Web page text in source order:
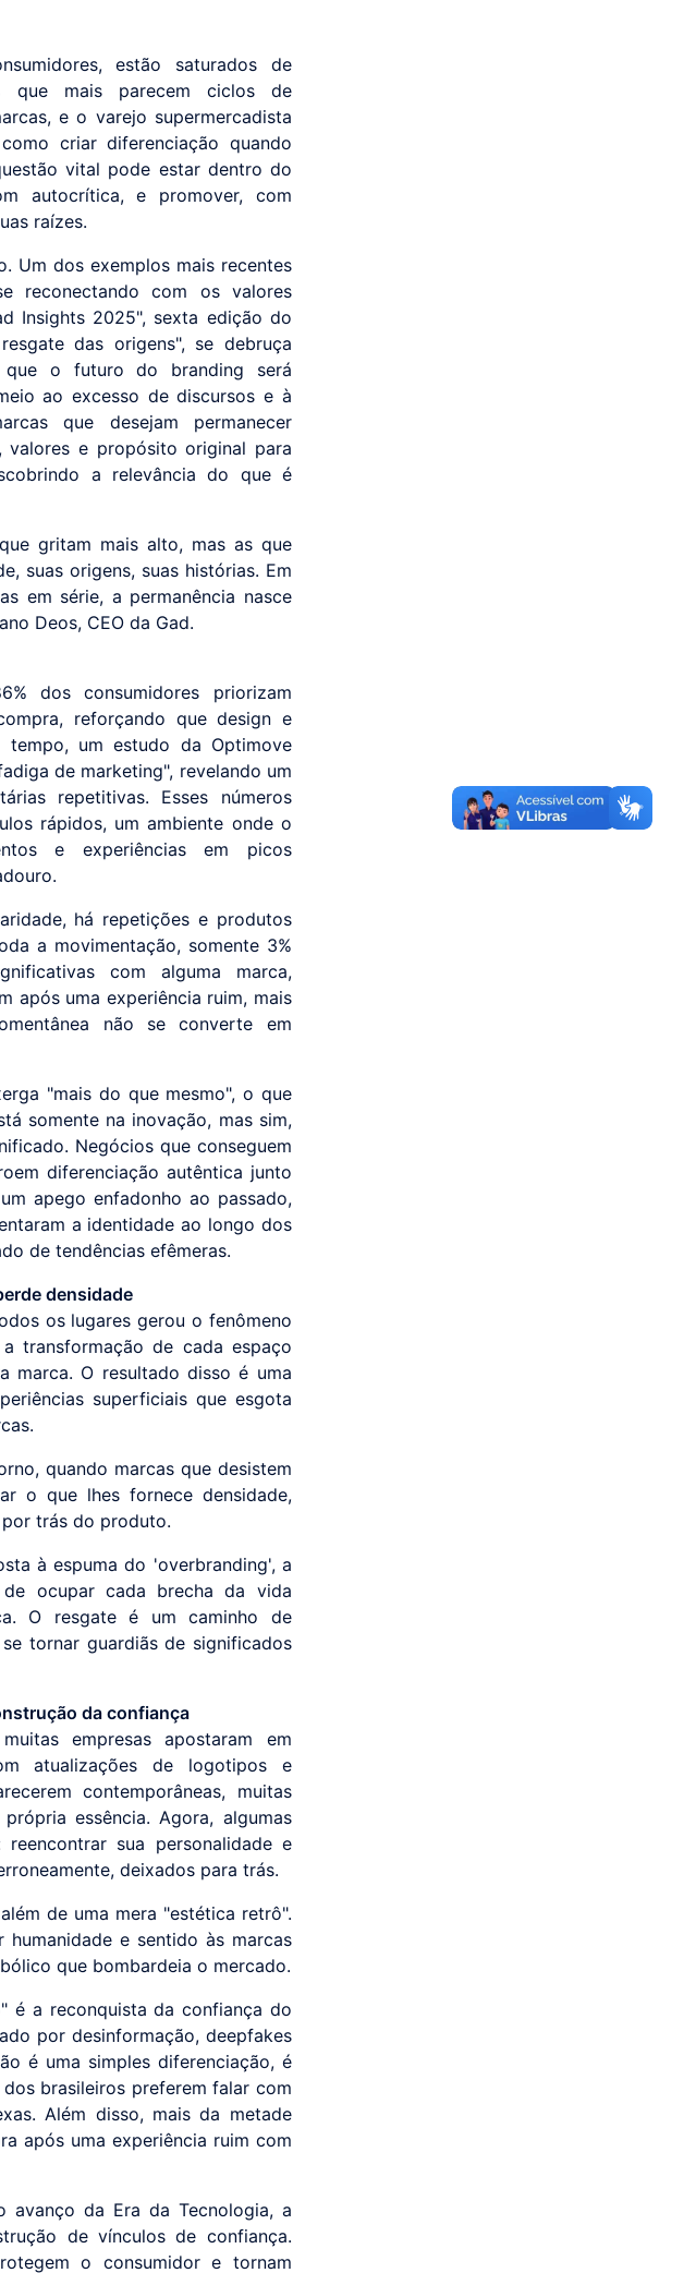
estão saturados de
que mais parecem ciclos de
e o varejo supermercadista
criar diferenciação quando
vital pode estar dentro do
autocrítica, e promover, com
raízes.
Um dos exemplos mais recentes
reconectando com os valores
Insights 2025", sexta edição do
das origens", se debruça
que o futuro do branding será
ao excesso de discursos e à
que desejam permanecer
valores e propósito original para
a relevância do que é
gritam mais alto, mas as que
suas origens, suas histórias. Em
em série, a permanência nasce
Deos, CEO da Gad.
dos consumidores priorizam
reforçando que design e
tempo, um estudo da Optimove
de marketing", revelando um
repetitivas. Esses números
rápidos, um ambiente onde o
e experiências em picos
há repetições e produtos
a movimentação, somente 3%
com alguma marca,
após uma experiência ruim, mais
não se converte em
"mais do que mesmo", o que
somente na inovação, mas sim,
Negócios que conseguem
diferenciação autêntica junto
apego enfadonho ao passado,
a identidade ao longo dos
de tendências efêmeras.
densidade
os lugares gerou o fenômeno
transformação de cada espaço
marca. O resultado disso é uma
superficiais que esgota
quando marcas que desistem
o que lhes fornece densidade,
trás do produto.
à espuma do 'overbranding', a
ocupar cada brecha da vida
O resgate é um caminho de
tornar guardiãs de significados
da confiança
empresas apostaram em
atualizações de logotipos e
contemporâneas, muitas
essência. Agora, algumas
sua personalidade e
deixados para trás.
de uma mera "estética retrô".
e sentido às marcas
que bombardeia o mercado.
é a reconquista da confiança do
por desinformação, deepfakes
é uma simples diferenciação, é
brasileiros preferem falar com
Além disso, mais da metade
após uma experiência ruim com
avanço da Era da Tecnologia, a
de vínculos de confiança.
o consumidor e tornam